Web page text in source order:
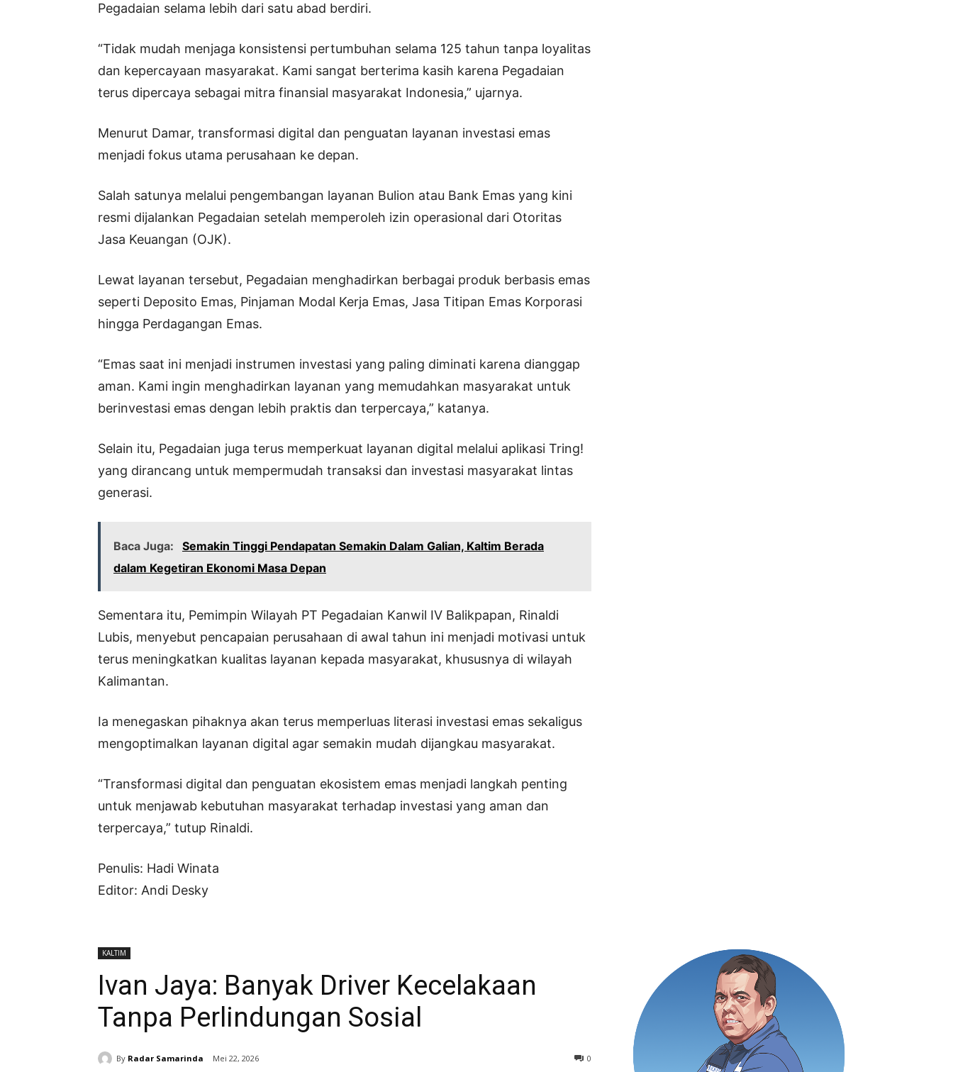
Pegadaian selama lebih dari satu abad berdiri.
“Tidak mudah menjaga konsistensi pertumbuhan selama 125 tahun tanpa loyalitas
dan kepercayaan masyarakat. Kami sangat berterima kasih karena Pegadaian
terus dipercaya sebagai mitra finansial masyarakat Indonesia,” ujarnya.
Menurut Damar, transformasi digital dan penguatan layanan investasi emas
menjadi fokus utama perusahaan ke depan.
Salah satunya melalui pengembangan layanan Bulion atau Bank Emas yang kini
resmi dijalankan Pegadaian setelah memperoleh izin operasional dari Otoritas
Jasa Keuangan (OJK).
Lewat layanan tersebut, Pegadaian menghadirkan berbagai produk berbasis emas
seperti Deposito Emas, Pinjaman Modal Kerja Emas, Jasa Titipan Emas Korporasi
hingga Perdagangan Emas.
“Emas saat ini menjadi instrumen investasi yang paling diminati karena dianggap
aman. Kami ingin menghadirkan layanan yang memudahkan masyarakat untuk
berinvestasi emas dengan lebih praktis dan terpercaya,” katanya.
Selain itu, Pegadaian juga terus memperkuat layanan digital melalui aplikasi Tring!
yang dirancang untuk mempermudah transaksi dan investasi masyarakat lintas
generasi.
Baca Juga:
Semakin Tinggi Pendapatan Semakin Dalam Galian, Kaltim Berada
dalam Kegetiran Ekonomi Masa Depan
Sementara itu, Pemimpin Wilayah PT Pegadaian Kanwil IV Balikpapan, Rinaldi
Lubis, menyebut pencapaian perusahaan di awal tahun ini menjadi motivasi untuk
terus meningkatkan kualitas layanan kepada masyarakat, khususnya di wilayah
Kalimantan.
Ia menegaskan pihaknya akan terus memperluas literasi investasi emas sekaligus
mengoptimalkan layanan digital agar semakin mudah dijangkau masyarakat.
“Transformasi digital dan penguatan ekosistem emas menjadi langkah penting
untuk menjawab kebutuhan masyarakat terhadap investasi yang aman dan
terpercaya,” tutup Rinaldi.
Penulis: Hadi Winata
Editor: Andi Desky